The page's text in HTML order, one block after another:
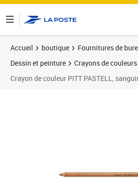
Accueil boutique
Fournitures de
Dessin et peinture
Crayons de couleurs
Crayon de couleur PITT PASTELL,